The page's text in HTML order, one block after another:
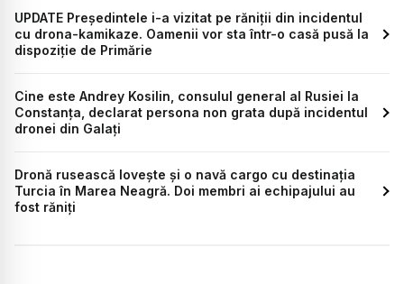
UPDATE Președintele i-a vizitat pe răniții din incidentul
cu drona-kamikaze. Oamenii vor sta într-o casă pusă la
dispoziție de Primărie
Cine este Andrey Kosilin, consulul general al Rusiei la
Constanța, declarat persona non grata după incidentul
dronei din Galați
Dronă rusească lovește și o navă cargo cu destinația
Turcia în Marea Neagră. Doi membri ai echipajului au
fost răniți